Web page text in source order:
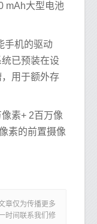
mAh大型电池
手机的驱动
已预装在设
用于额外存
素+ 2百万像
素的前置摄像
章仅为传播更多
时间联系我们修